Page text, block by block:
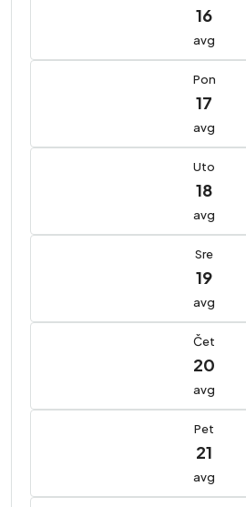
16
avg
Pon
17
avg
Uto
18
avg
Sre
19
avg
Čet
20
avg
Pet
21
avg